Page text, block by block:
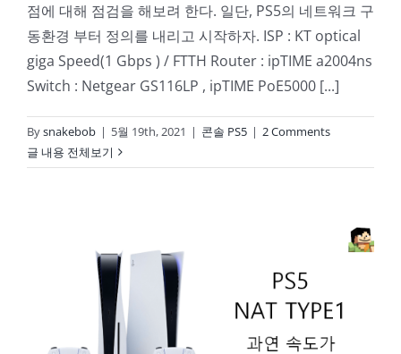
점에 대해 점검을 해보려 한다. 일단, PS5의 네트워크 구
동환경 부터 정의를 내리고 시작하자. ISP : KT optical
giga Speed(1 Gbps ) / FTTH Router : ipTIME a2004ns
Switch : Netgear GS116LP , ipTIME PoE5000 [...]
Bysnakebob | 5월 19th, 2021 | 콘솔 PS5 | 2 Comments
글 내용 전체보기